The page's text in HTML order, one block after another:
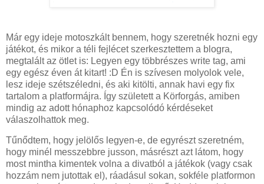
Már egy ideje motoszkált bennem, hogy szeretnék hozni egy
játékot, és mikor a téli fejlécet szerkesztettem a blogra,
megtalált az ötlet is: Legyen egy többrészes write tag, ami
egy egész éven át kitart! :D Én is szívesen molyolok vele,
lesz ideje szétszéledni, és aki kitölti, annak havi egy fix
tartalom a platformájra. Így született a Körforgás, amiben
mindig az adott hónaphoz kapcsolódó kérdéseket
válaszolhattok meg.
Tűnődtem, hogy jelölős legyen-e, de egyrészt szeretném,
hogy minél messzebbre jusson, másrészt azt látom, hogy
most mintha kimentek volna a divatból a játékok (vagy csak
hozzám nem jutottak el), ráadásul sokan, sokféle platformon